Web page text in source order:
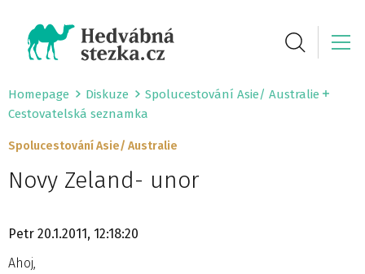
Homepage Diskuze
Spolucestování Asie/ Australie
Cestovatelská seznamka
Spolucestování Asie/ Australie
Novy Zeland- unor
Petr 20.1.2011, 12:18:20
Ahoj,